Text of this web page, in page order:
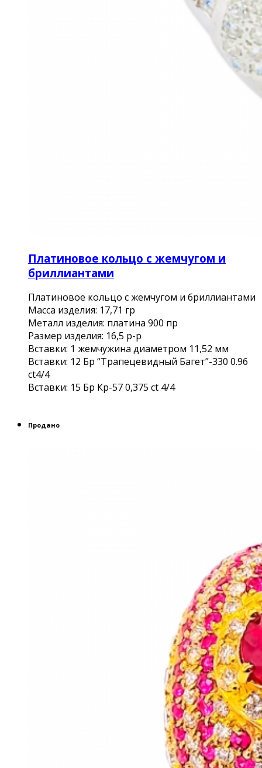
Платиновое кольцо с жемчугом и
бриллиантами
Платиновое кольцо с жемчугом и бриллиантами
Масса изделия: 17,71 гр
Металл изделия: платина 900 пр
Размер изделия: 16,5 р-р
Вставки: 1 жемчужина диаметром 11,52 мм
Вставки: 12 Бр “Трапецевидный Багет”-330 0.96
ct4/4
Вставки: 15 Бр Кр-57 0,375 ct 4/4
Продано